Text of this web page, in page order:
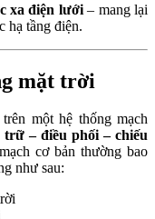
xa điện lưới– mang lại
hạ tầng điện.
mặt trời
một hệ thống mạch
– điều phối – chiếu
cơ bản thường bao
như sau: